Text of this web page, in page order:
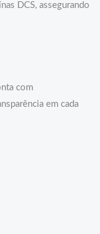
DCS, assegurando
com
em cada